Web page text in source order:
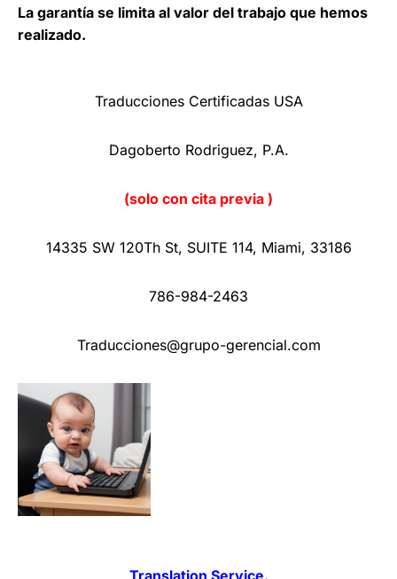
La garantía se limita al valor del trabajo que hemos
realizado.
Traducciones Certificadas USA
Dagoberto Rodriguez, P.A.
(solo con cita previa )
14335 SW 120Th St, SUITE 114, Miami, 33186
786-984-2463
Traducciones@grupo-gerencial.com